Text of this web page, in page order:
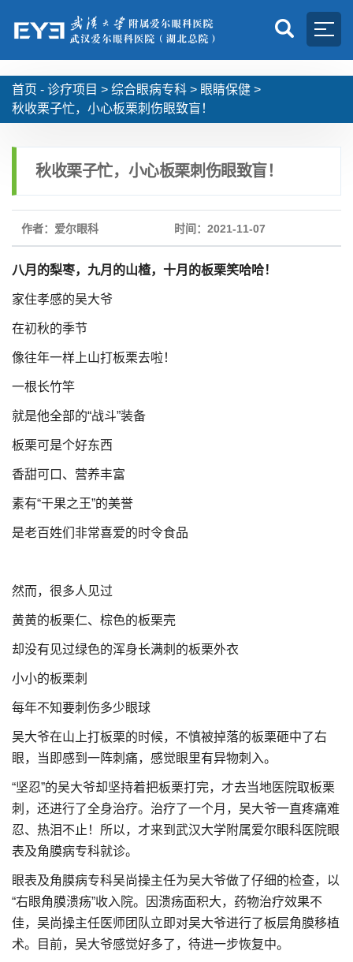
首页 - 诊疗项目 > 综合眼病专科 > 眼睛保健 >
秋收栗子忙，小心板栗刺伤眼致盲！
秋收栗子忙，小心板栗刺伤眼致盲！
作者：爱尔眼科 时间：2021-11-07
八月的梨枣，九月的山楂，十月的板栗笑哈哈！
家住孝感的吴大爷
在初秋的季节
像往年一样上山打板栗去啦！
一根长竹竿
就是他全部的“战斗”装备
板栗可是个好东西
香甜可口、营养丰富
素有“干果之王”的美誉
是老百姓们非常喜爱的时令食品
然而，很多人见过
黄黄的板栗仁、棕色的板栗壳
却没有见过绿色的浑身长满刺的板栗外衣
小小的板栗刺
每年不知要刺伤多少眼球
吴大爷在山上打板栗的时候，不慎被掉落的板栗砸中了右
眼，当即感到一阵刺痛，感觉眼里有异物刺入。
“坚忍”的吴大爷却坚持着把板栗打完，才去当地医院取板栗
刺，还进行了全身治疗。治疗了一个月，吴大爷一直疼痛难
忍、热泪不止！所以，才来到武汉大学附属爱尔眼科医院眼
表及角膜病专科就诊。
眼表及角膜病专科吴尚操主任为吴大爷做了仔细的检查，以
“右眼角膜溃疡”收入院。因溃疡面积大，药物治疗效果不
佳，吴尚操主任医师团队立即对吴大爷进行了板层角膜移植
术。目前，吴大爷感觉好多了，待进一步恢复中。